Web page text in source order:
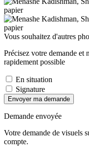
Vous souhaitez d'autres
Précisez votre demande et
rapidement possible
En situation
Signature
Envoyer ma demande
Demande envoyée
Votre demande de visuels
compte.